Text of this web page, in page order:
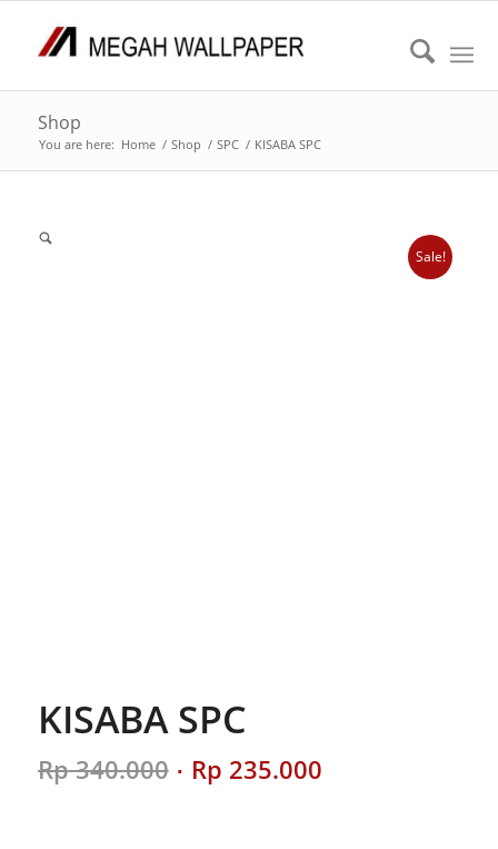
Shop
You are here: Home / Shop / SPC / KISABA SPC
Sale!
KISABA SPC
Rp340.000 Original
price
Rp 235.000Current